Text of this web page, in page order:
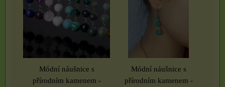
Módní náušnice s
přírodním kamenem -
Módní náušnice s
přírodním kamenem -